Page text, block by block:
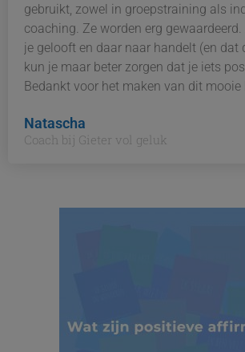
gebruikt, zowel in groepstraining als
coaching. Ze worden erg
je gelooft en daar naar handelt (en dat
kun je maar beter zorgen dat je iets
Bedankt voor het maken van dit mooie
Natascha
Coach bij Gieter vol geluk